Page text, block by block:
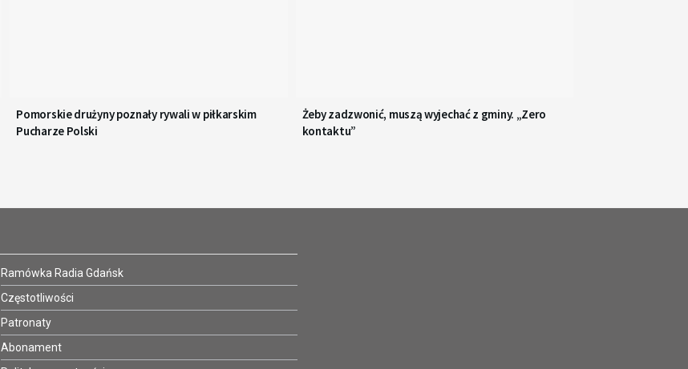
Pomorskie drużyny poznały rywali w piłkarskim
Pucharze Polski
Żeby zadzwonić, muszą wyjechać z gminy. „Zero
kontaktu”
Ramówka Radia Gdańsk
Częstotliwości
Patronaty
Abonament